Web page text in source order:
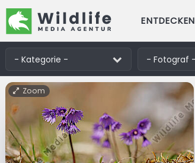
ENTDECKEN
Zoom